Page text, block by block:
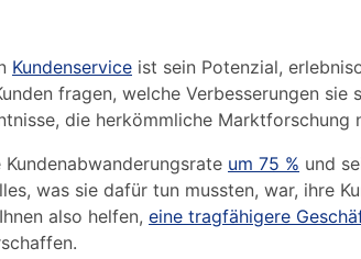
Kundenservice ist sein Potenzial,
fragen, welche Verbesserungen sie
die herkömmliche Marktforschung
Kundenabwanderungsrate um 75 % und
was sie dafür tun mussten, war, ihre
also helfen,eine tragfähigere